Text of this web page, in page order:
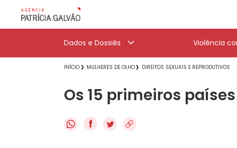
Dados e Dossiês Violência
INÍCIO MULHERES DE OLHO DIREITOS SEXUAIS E REPRODUTIVOS
Os 15 primeiros
f